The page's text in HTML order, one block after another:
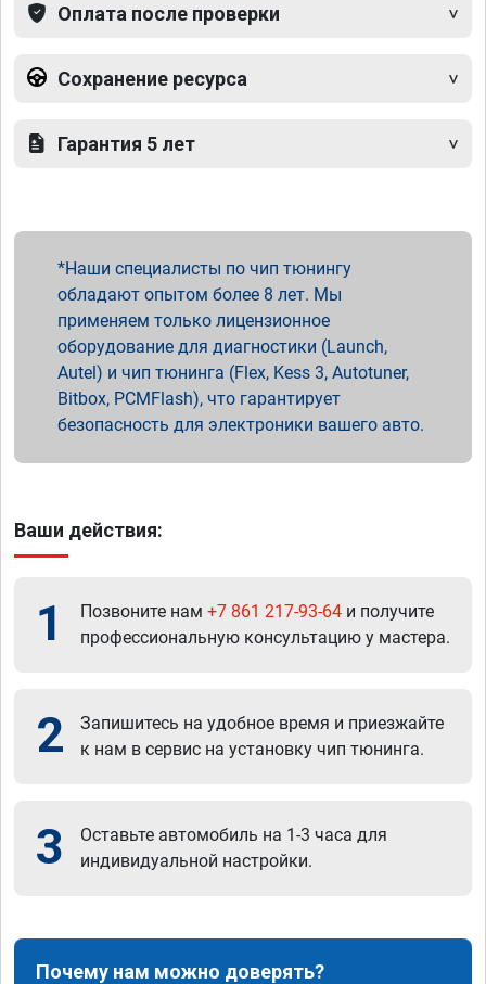
Оплата после проверки
Сохранение ресурса
Гарантия 5 лет
Наши специалисты по чип тюнингу
обладают опытом более 8 лет. Мы
применяем только лицензионное
оборудование для диагностики (Launch,
Autel) и чип тюнинга (Flex, Kess 3, Autotuner,
Bitbox, PCMFlash), что гарантирует
безопасность для электроники вашего авто.
Ваши действия:
1 Позвоните нам +7 861 217-93-64 и получите
профессиональную консультацию у мастера.
2
Запишитесь на удобное время и приезжайте
к нам в сервис на установку чип тюнинга.
3
Оставьте автомобиль на 1-3 часа для
индивидуальной настройки.
Почему нам можно доверять?